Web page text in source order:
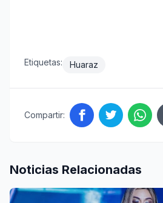
Etiquetas: Huaraz
Compartir:
Noticias Relacionadas